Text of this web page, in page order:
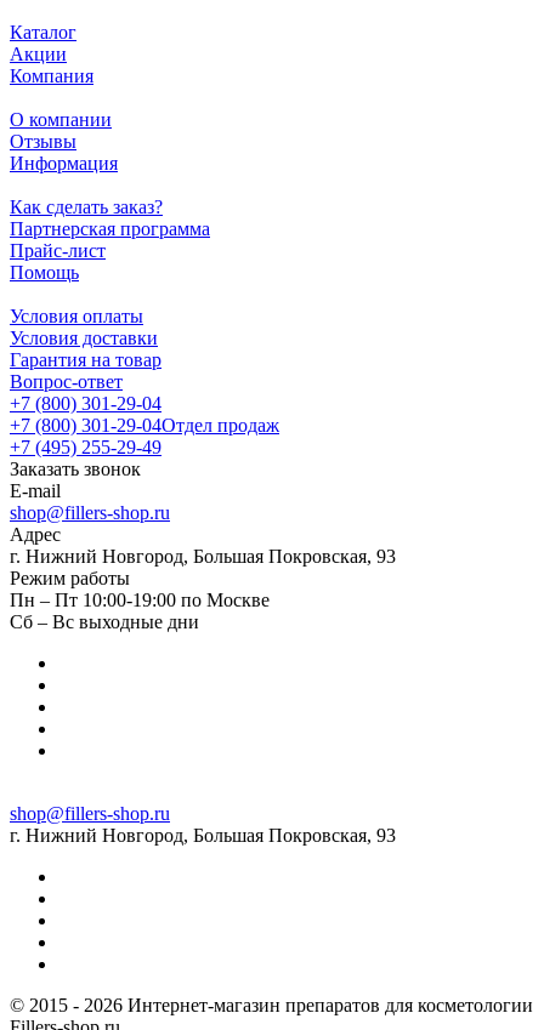
Каталог
Акции
Компания
О компании
Отзывы
Информация
Как сделать заказ?
Партнерская программа
Прайс-лист
Помощь
Условия оплаты
Условия доставки
Гарантия на товар
Вопрос-ответ
+7 (800) 301-29-04
+7 (800) 301-29-04Отдел продаж
+7 (495) 255-29-49
Заказать звонок
E-mail
shop@fillers-shop.ru
Адрес
г. Нижний Новгород, Большая Покровская, 93
Режим работы
Пн – Пт 10:00-19:00 по Москве
Сб – Вс выходные дни
shop@fillers-shop.ru
г. Нижний Новгород, Большая Покровская, 93
© 2015 - 2026 Интернет-магазин препаратов для косметологии